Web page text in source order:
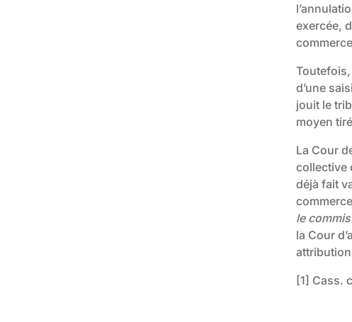
exercée,
Toutefois,
d’une
jouit le
moyen
La Cour
collective
déjà fait
le
la Cour
[1] Cass.